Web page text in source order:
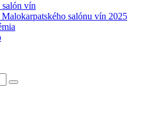
vín
salónu vín 2025